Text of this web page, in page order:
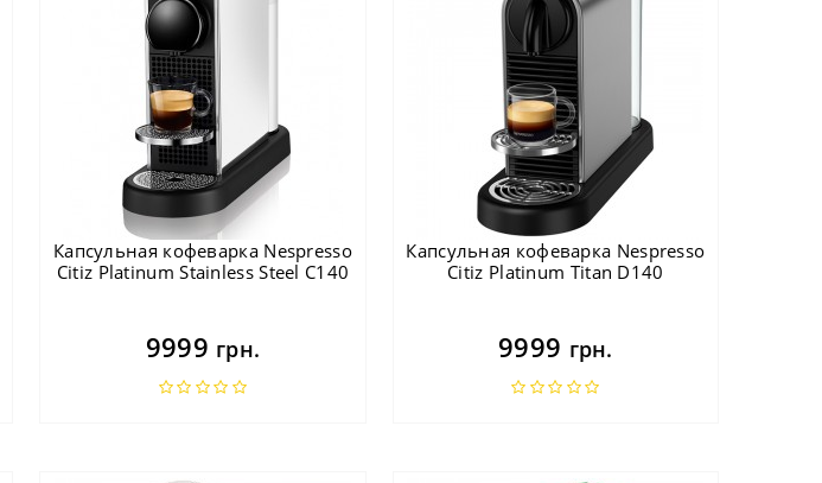
Капсульная кофеварка Nespresso
Citiz Platinum Stainless Steel C140
9999 грн.
Капсульная кофеварка Nespresso
Citiz Platinum Titan D140
9999 грн.